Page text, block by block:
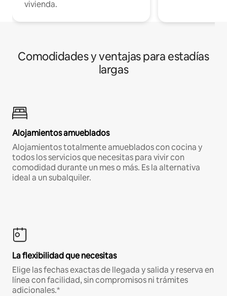
vivienda.
Comodidades y ventajas para estadías
largas
Alojamientos amueblados
Alojamientos totalmente amueblados con cocina y
todos los servicios que necesitas para vivir con
comodidad durante un mes o más. Es la alternativa
ideal a un subalquiler.
La flexibilidad que necesitas
Elige las fechas exactas de llegada y salida y reserva en
línea con facilidad, sin compromisos ni trámites
adicionales.*